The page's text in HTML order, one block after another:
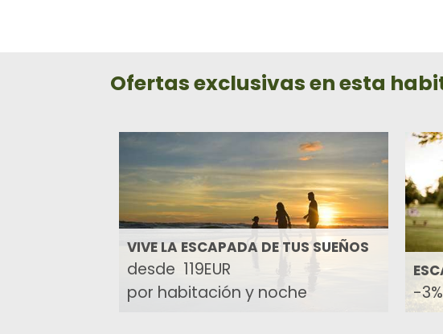
Ofertas exclusivas en esta
VIVE LA ESCAPADA DE TUS SUEÑOS
desde 119EUR
por habitación y noche
-3%